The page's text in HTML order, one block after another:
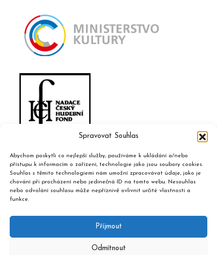
Spravovat Souhlas
Abychom poskytli co nejlepší služby, používáme k ukládání a/nebo
přístupu k informacím o zařízení, technologie jako jsou soubory cookies.
Souhlas s těmito technologiemi nám umožní zpracovávat údaje, jako je
chování při procházení nebo jedinečná ID na tomto webu. Nesouhlas
nebo odvolání souhlasu může nepříznivě ovlivnit určité vlastnosti a
funkce.
Příjmout
Odmítnout